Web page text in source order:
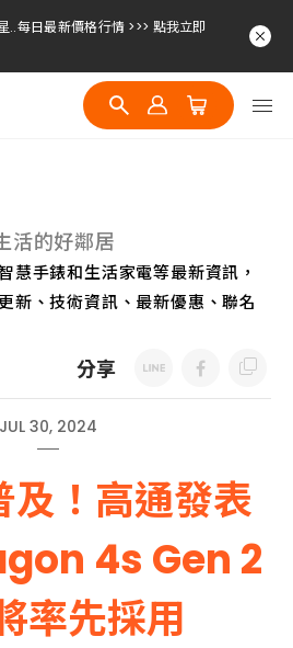
每日最新價格行情 >>> 點我立即
每日最新價格行情 >>> 點我立即
每日最新價格行情 >>> 點我立即
的好鄰居
慧手錶和生活家電等最新資訊，
新、技術資訊、最新優惠、聯名
分享
JUL 30, 2024
及！高通發表
4s Gen 2
率先採用